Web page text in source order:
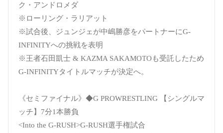
ク・アンドロメダ
※ローリング・ラリアット
※試合後、ジュンジェが中嶋勝彦をパートナーにG-
INFINITYへの挑戦を表明
※王者石田凱士 & KAZMA SAKAMOTOも受託したため
G-INFINITYタイトルマッチが決定へ。
《セミファイナル》◆G PROWRESTLING 【シングルマ
ッチ】7分1本勝負
<Into the G-RUSH>G-RUSH選手権試合